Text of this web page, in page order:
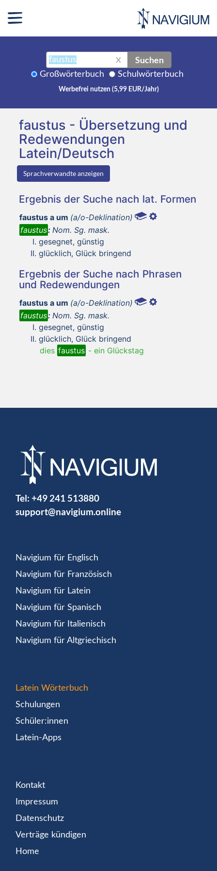
X Suchen
Großwörterbuch Schulwörterbuch
Werbefrei nutzen (5,99 EUR/Jahr)
faustus - Übersetzung und
Redewendungen
Latein/Deutsch
Sprachverwandte anzeigen
Ergebnis der Suche nach lat. Formen
faustus a um (a/o-Deklination)
faustus: Nom. Sg. mask.
gesegnet, günstig
glücklich, Glück bringend
Ergebnis der Suche nach Phrasen
und Redewendungen
faustus a um (a/o-Deklination)
faustus: Nom. Sg. mask.
gesegnet, günstig
glücklich, Glück bringend
dies faustus - ein Glückstag
Tel: +49 241 513880
support@navigium.online
Navigium für Englisch
Navigium für Französisch
Navigium für Latein
Navigium für Spanisch
Navigium für Italienisch
Navigium für Altgriechisch
Latein Wörterbuch
Schulungen
Schüler:innen
Latein-Apps
Kontakt
Impressum
Datenschutz
Verträge kündigen
Home